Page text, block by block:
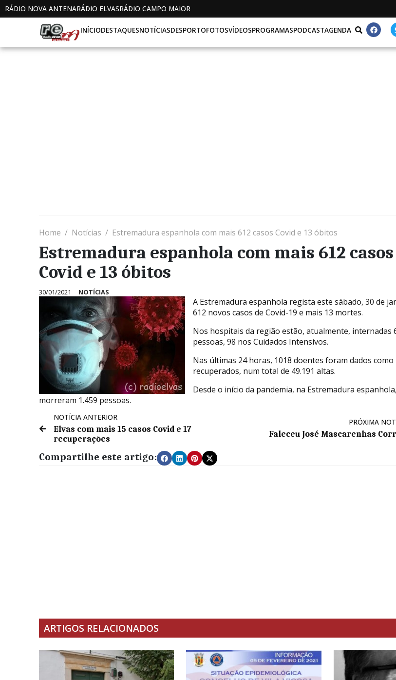
RÁDIO NOVA ANTENARÁDIO ELVASRÁDIO CAMPO MAIOR
INÍCIODESTAQUESNOTÍCIASDESPORTOFOTOSVÍDEOSPROGRAMASPODCASTAGENDA
Home Notícias Estremadura espanhola com mais 612 casos Covid e 13 óbitos
Estremadura espanhola com mais 612 casos
Covid e 13 óbitos
30/01/2021 NOTÍCIAS
A Estremadura espanhola regista este sábado, 30 de
612 novos casos de Covid-19 e mais 13 mortes.
Nos hospitais da região estão, atualmente, internadas
pessoas, 98 nos Cuidados Intensivos.
Nas últimas 24 horas, 1018 doentes foram dados como
recuperados, num total de 49.191 altas.
Desde o início da pandemia, na Estremadura
morreram 1.459 pessoas.
NOTÍCIA ANTERIOR
Elvas com mais 15 casos Covid e 17
recuperações
PRÓXIMA
Faleceu José Mascarenhas
Compartilhe este artigo:
ARTIGOS RELACIONADOS